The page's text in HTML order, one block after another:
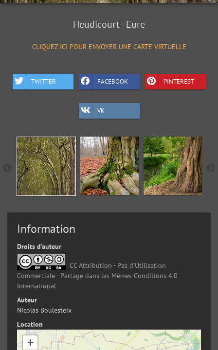
Heudicourt - Eure
CLIQUEZ ICI POUR ENVOYER UNE CARTE VIRTUELLE
TWITTER FACEBOOK PINTEREST
VK
Information
Droits d’auteur
CC Attribution - Pas d’Utilisation
Commerciale - Partage dans les Mêmes Conditions 4.0
International
Auteur
Nicolas Boulesteix
Location
+